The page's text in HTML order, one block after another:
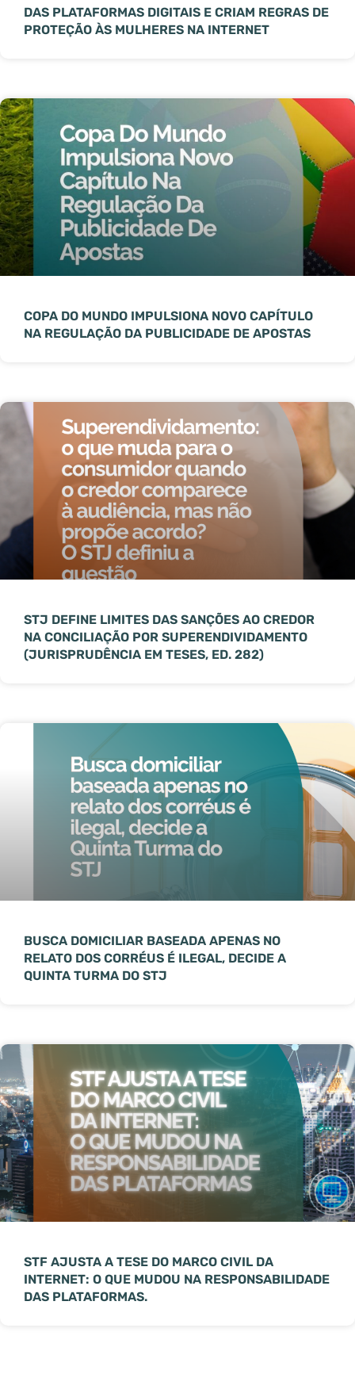
DAS PLATAFORMAS DIGITAIS E CRIAM REGRAS DE
PROTEÇÃO ÀS MULHERES NA INTERNET
COPA DO MUNDO IMPULSIONA NOVO CAPÍTULO
NA REGULAÇÃO DA PUBLICIDADE DE APOSTAS
STJ DEFINE LIMITES DAS SANÇÕES AO CREDOR
NA CONCILIAÇÃO POR SUPERENDIVIDAMENTO
(JURISPRUDÊNCIA EM TESES, ED. 282)
BUSCA DOMICILIAR BASEADA APENAS NO
RELATO DOS CORRÉUS É ILEGAL, DECIDE A
QUINTA TURMA DO STJ
STF AJUSTA A TESE DO MARCO CIVIL DA
INTERNET: O QUE MUDOU NA RESPONSABILIDADE
DAS PLATAFORMAS.